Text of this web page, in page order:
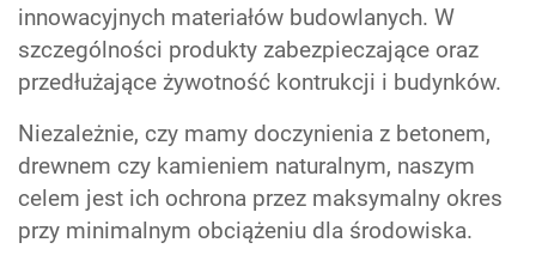
innowacyjnych materiałów budowlanych. W
szczególności produkty zabezpieczające oraz
przedłużające żywotność kontrukcji i budynków.
Niezależnie, czy mamy doczynienia z betonem,
drewnem czy kamieniem naturalnym, naszym
celem jest ich ochrona przez maksymalny okres
przy minimalnym obciążeniu dla środowiska.